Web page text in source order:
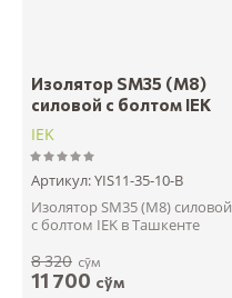
Изолятор SM35 (М8)
силовой с болтом IEK
IEK
Артикул:YIS11-35-10-B
Изолятор SM35 (М8) силовой
с болтом IEK в Ташкенте
8 320 сўм
11 700 сўм